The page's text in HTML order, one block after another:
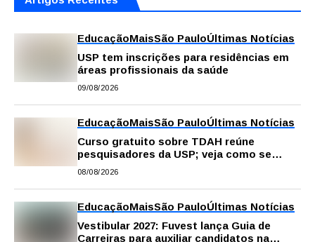
EducaçãoMaisSão PauloÚltimas Notícias
USP tem inscrições para residências em
áreas profissionais da saúde
09/08/2026
EducaçãoMaisSão PauloÚltimas Notícias
Curso gratuito sobre TDAH reúne
pesquisadores da USP; veja como se
inscrever
08/08/2026
EducaçãoMaisSão PauloÚltimas Notícias
Vestibular 2027: Fuvest lança Guia de
Carreiras para auxiliar candidatos na